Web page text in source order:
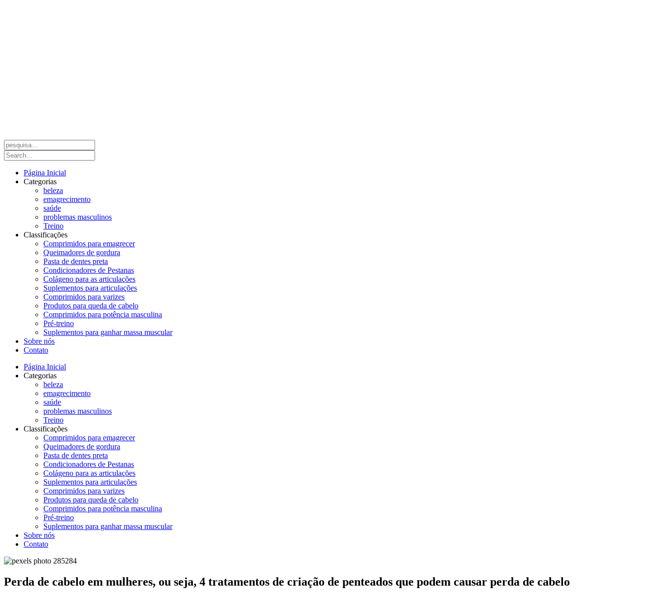
Página Inicial
Categorias
beleza
emagrecimento
saúde
problemas masculinos
Treino
Classificações
Comprimidos para emagrecer
Queimadores de gordura
Pasta de dentes preta
Condicionadores de Pestanas
Colágeno para as articulações
Suplementos para articulações
Comprimidos para varizes
Produtos para queda de cabelo
Comprimidos para potência masculina
Pré-treino
Suplementos para ganhar massa muscular
Sobre nós
Contato
Página Inicial
Categorias
beleza
emagrecimento
saúde
problemas masculinos
Treino
Classificações
Comprimidos para emagrecer
Queimadores de gordura
Pasta de dentes preta
Condicionadores de Pestanas
Colágeno para as articulações
Suplementos para articulações
Comprimidos para varizes
Produtos para queda de cabelo
Comprimidos para potência masculina
Pré-treino
Suplementos para ganhar massa muscular
Sobre nós
Contato
Perda de cabelo em mulheres, ou seja, 4 tratamentos de criação de penteados que podem causar perda de cabelo